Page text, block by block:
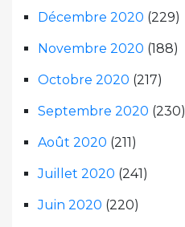
Décembre 2020 (229)
Novembre 2020 (188)
Octobre 2020 (217)
Septembre 2020 (230)
Août 2020 (211)
Juillet 2020 (241)
Juin 2020 (220)